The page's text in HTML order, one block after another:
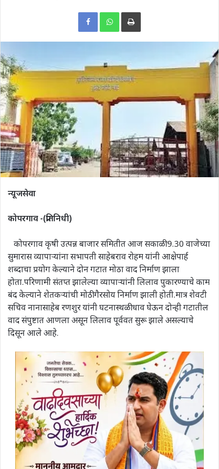
Print
न्यूजसेवा
कोपरगाव -(प्रतिनिधी)
कोपरगाव कृषी उत्पन्न बाजार समितीत आज सकाळी 9.30 वाजेच्या
सुमारास व्यापाऱ्यांना सभापती साहेबराव रोहम यांनी आक्षेपार्ह
शब्दाचा प्रयोग केल्याने दोन गटात मोठा वाद निर्माण झाला
होता.परिणामी संतप्त झालेल्या व्यापाऱ्यांनी लिलाव पुकारण्याचे काम
बंद केल्याने शेतकऱ्यांची मोठी गैरसोय निर्माण झाली होती.मात्र शेवटी
सचिव नानासाहेब रणशुर यांनी घटनास्थळी धाव घेऊन दोन्ही गटातील
वाद संपुष्टात आणला असून लिलाव पूर्ववत सुरू झाले असल्याचे
दिसून आले आहे.